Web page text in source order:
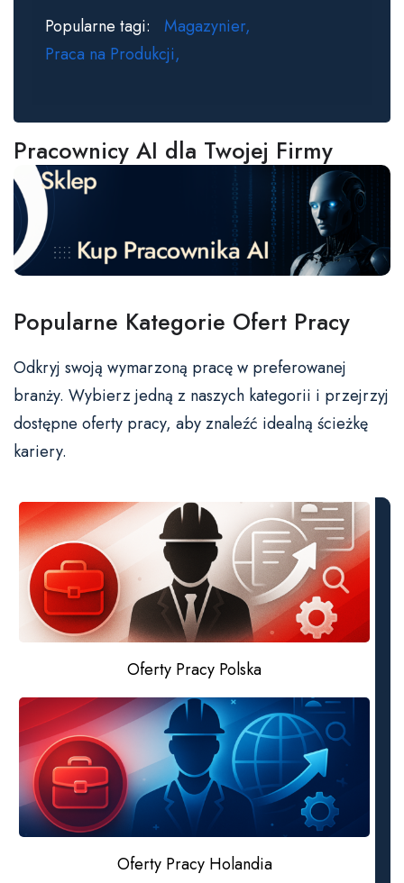
Popularne tagi:
Magazynier
Praca na Produkcji
Pracownicy AI dla Twojej Firmy
Popularne Kategorie Ofert Pracy
Odkryj swoją wymarzoną pracę w preferowanej
branży. Wybierz jedną z naszych kategorii i przejrzyj
dostępne oferty pracy, aby znaleźć idealną ścieżkę
kariery.
Oferty Pracy Polska
Oferty Pracy Holandia